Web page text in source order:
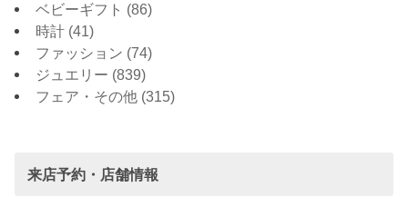
ベビーギフト (86)
時計 (41)
ファッション (74)
ジュエリー (839)
フェア・その他 (315)
来店予約・店舗情報